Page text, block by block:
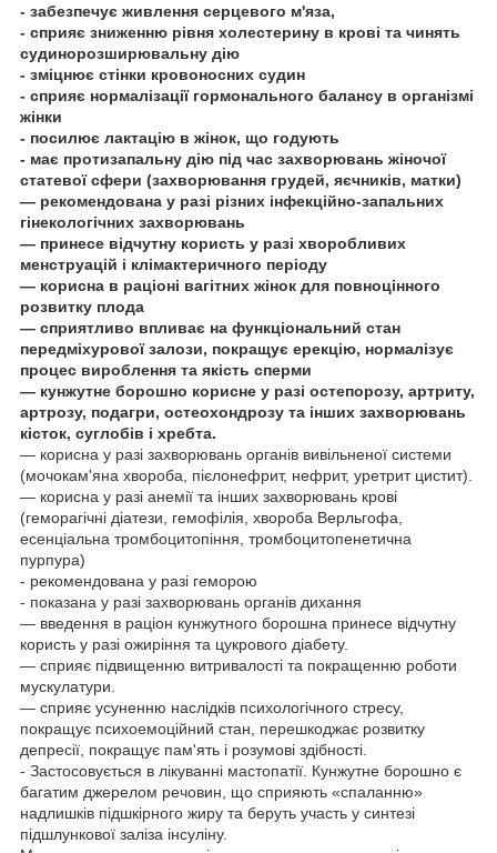
- забезпечує живлення серцевого м'яза,
- сприяє зниженню рівня холестерину в крові та чинять
судинорозширювальну дію
- зміцнює стінки кровоносних судин
- сприяє нормалізації гормонального балансу в організмі
жінки
- посилює лактацію в жінок, що годують
- має протизапальну дію під час захворювань жіночої
статевої сфери (захворювання грудей, яєчників, матки)
— рекомендована у разі різних інфекційно-запальних
гінекологічних захворювань
— принесе відчутну користь у разі хворобливих
менструацій і клімактеричного періоду
— корисна в раціоні вагітних жінок для повноцінного
розвитку плода
— сприятливо впливає на функціональний стан
передміхурової залози, покращує ерекцію, нормалізує
процес вироблення та якість сперми
— кунжутне борошно корисне у разі остепорозу, артриту,
артрозу, подагри, остеохондрозу та інших захворювань
кісток, суглобів і хребта.
— корисна у разі захворювань органів вивільненої системи
(мочокам'яна хвороба, пієлонефрит, нефрит, уретрит цистит).
— корисна у разі анемії та інших захворювань крові
(геморагічні діатези, гемофілія, хвороба Верльгофа,
есенціальна тромбоцитопіння, тромбоцитопенетична
пурпура)
- рекомендована у разі геморою
- показана у разі захворювань органів дихання
— введення в раціон кунжутного борошна принесе відчутну
користь у разі ожиріння та цукрового діабету.
— сприяє підвищенню витривалості та покращенню роботи
мускулатури.
— сприяє усуненню наслідків психологічного стресу,
покращує психоемоційний стан, перешкоджає розвитку
депресії, покращує пам'ять і розумові здібності.
- Застосовується в лікуванні мастопатії. Кунжутне борошно є
багатим джерелом речовин, що сприяють «спаланню»
надлишків підшкірного жиру та беруть участь у синтезі
підшлункової заліза інсуліну.